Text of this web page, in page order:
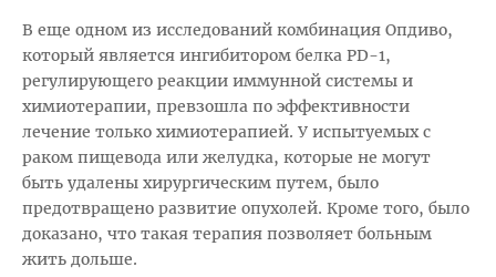
В еще одном из исследований комбинация Опдиво,
который является ингибитором белка PD-1,
регулирующего реакции иммунной системы и
химиотерапии, превзошла по эффективности
лечение только химиотерапией. У испытуемых с
раком пищевода или желудка, которые не могут
быть удалены хирургическим путем, было
предотвращено развитие опухолей. Кроме того, было
доказано, что такая терапия позволяет больным
жить дольше.